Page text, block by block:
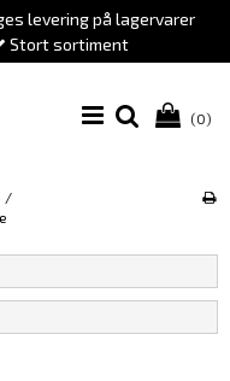
levering på lagervarer
Stort sortiment
(0)
/